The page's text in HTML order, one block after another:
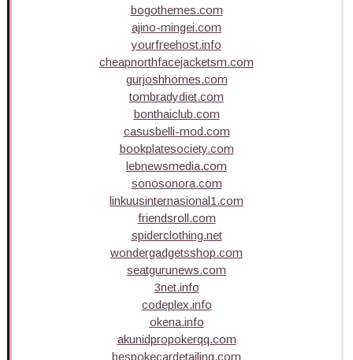
bogothemes.com
ajino-mingei.com
yourfreehost.info
cheapnorthfacejacketsm.com
gurjoshhomes.com
tombradydiet.com
bonthaiclub.com
casusbelli-mod.com
bookplatesociety.com
lebnewsmedia.com
sonosonora.com
linkuusinternasional1.com
friendsroll.com
spiderclothing.net
wondergadgetsshop.com
seatgurunews.com
3net.info
codeplex.info
okena.info
akunidpropokerqq.com
bespokecardetailing.com